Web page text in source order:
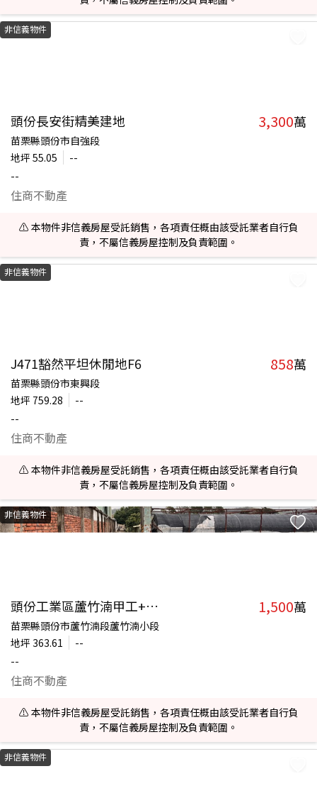
非信義物件
頭份長安街精美建地 3,300萬
苗栗縣頭份市自強段
地坪 55.05
--
--
住商不動產
⚠️ 本物件非信義房屋受託銷售，各項責任概由該受託業者自行負
責，不屬信義房屋控制及負責範圍。
非信義物件
J471豁然平坦休閒地F6 858萬
苗栗縣頭份市東興段
地坪 759.28
--
--
住商不動產
⚠️ 本物件非信義房屋受託銷售，各項責任概由該受託業者自行負
責，不屬信義房屋控制及負責範圍。
非信義物件
頭份工業區蘆竹湳甲工+農地 1,500萬
苗栗縣頭份市蘆竹湳段蘆竹湳小段
地坪 363.61
--
--
住商不動產
⚠️ 本物件非信義房屋受託銷售，各項責任概由該受託業者自行負
責，不屬信義房屋控制及負責範圍。
非信義物件